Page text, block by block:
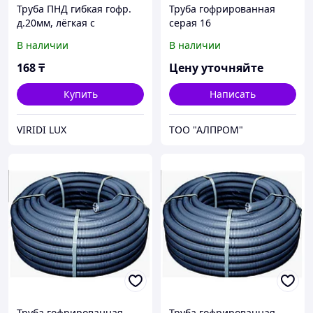
Труба ПНД гибкая гофр.
д.20мм, лёгкая с
чёрный
В наличии
168₸
Купить
VIRIDI LUX
Труба гофрированная
серая 16
В наличии
Цену уточняйте
Написать
ТОО "АЛПРОМ"